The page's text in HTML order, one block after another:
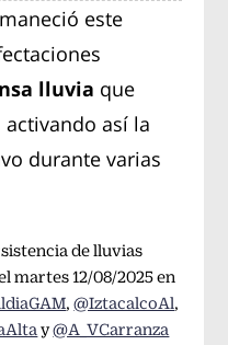
este
lluvia que
así la
durante varias
de lluvias
martes 12/08/2025 en
,@IztacalcoAl,
y@A_VCarranza